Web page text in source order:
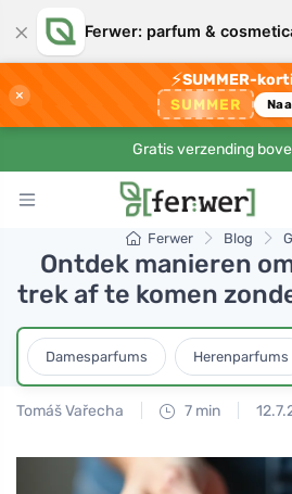
× Ferwer: parfum &
×
⚡SUMMER-
SUMMER
Gratis verzending
Ferwer Blog
Ontdek manieren
trek af te komen
Damesparfums Herenparfums
Tomáš Vařecha 7 min